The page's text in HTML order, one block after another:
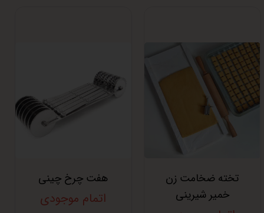
تخته ضخامت زن
خمیر شیرینی
هفت چرخ چینی
اتمام موجودی